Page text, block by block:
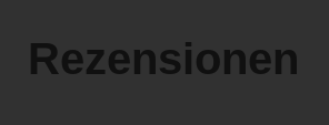
Rezensionen